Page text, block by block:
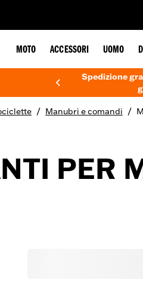
MOTO ACCESSORI UOMO
Spedizione
/ Manubri e comandi /
PER